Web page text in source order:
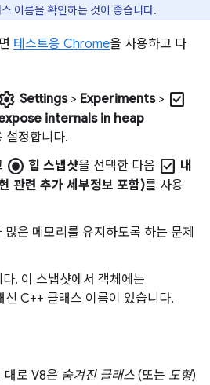
이름을 확인하는 것이 좋습니다.
테스트용 Chrome을 사용하고 다
Settings> Experiments> check_box
internals in heap
설정합니다.
radio_button_checked 힙 스냅샷을 선택한 다음 check_box 내
관련 추가 세부정보 포함)를 사용
많은 메모리를 유지하도록 하는 문제
. 이 스냅샷에서 객체에는
신 C++ 클래스 이름이 있습니다.
대로 V8은 숨겨진 클래스 (또는 도형)